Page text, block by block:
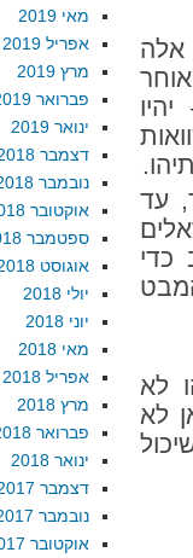
אלה
עד
כדי
לא
לא
מאי 2019
אפריל 2019
מרץ 2019
פברואר 2019
ינואר 2019
דצמבר 2018
נובמבר 2018
אוקטובר 2018
ספטמבר 2018
אוגוסט 2018
יולי 2018
יוני 2018
מאי 2018
אפריל 2018
מרץ 2018
פברואר 2018
ינואר 2018
דצמבר 2017
נובמבר 2017
אוקטובר 2017